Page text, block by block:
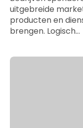
uitgebreide
producten en
brengen. Logisch…